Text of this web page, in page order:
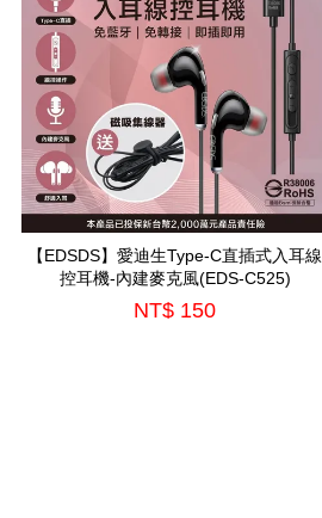
【EDSDS】愛迪生Type-C直插式入耳線
控耳機-內建麥克風(EDS-C525)
NT$ 150